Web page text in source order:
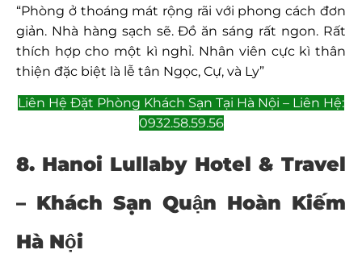
“Phòng ở thoáng mát rộng rãi với phong cách đơn
giản. Nhà hàng sạch sẽ. Đồ ăn sáng rất ngon. Rất
thích hợp cho một kì nghỉ. Nhân viên cực kì thân
thiện đặc biệt là lễ tân Ngọc, Cự, và Ly”
Liên Hệ Đặt Phòng Khách Sạn Tại Hà Nội – Liên Hệ:
0932.58.59.56
8. Hanoi Lullaby Hotel & Travel
– Khách Sạn Quận Hoàn Kiếm
Hà Nội